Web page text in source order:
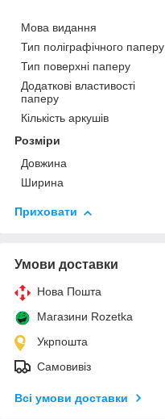
Мова видання
Тип поліграфічного паперу
Тип поверхні паперу
Додаткові властивості
паперу
Кількість аркушів
Розміри
Довжина
Ширина
Приховати
Умови доставки
Нова Пошта
Магазини Rozetka
Укрпошта
Самовивіз
Всі умови доставки